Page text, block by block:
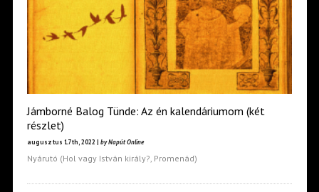
Jámborné Balog Tünde: Az én kalendáriumom (két
részlet)
augusztus 17th, 2022 | by Napút Online
Nyárutó (Hol vagy István király?, Promenád)